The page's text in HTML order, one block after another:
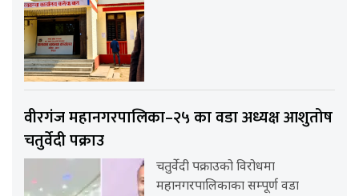
वीरगंज महानगरपालिका–२५ का वडा अध्यक्ष आशुतोष
चतुर्वेदी पक्राउ
चतुर्वेदी पक्राउको विरोधमा
महानगरपालिकाका सम्पूर्ण वडा